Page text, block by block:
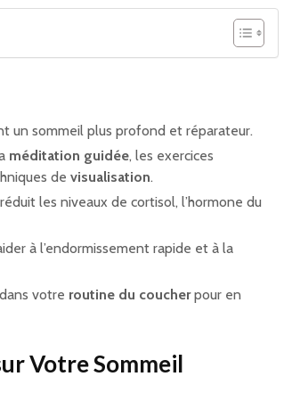
un sommeil plus profond et réparateur.
méditation guidée, les exercices
de visualisation.
les niveaux de cortisol, l’hormone du
à l’endormissement rapide et à la
votre routine du coucherpour en
Votre Sommeil